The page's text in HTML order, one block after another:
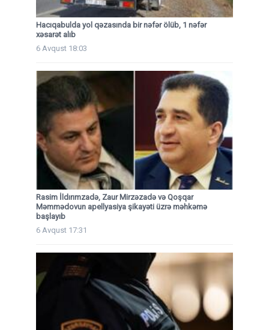
Hacıqabulda yol qəzasında bir nəfər ölüb, 1 nəfər
xəsarət alıb
6 Avqust 18:03
Rasim İldırımzadə, Zaur Mirzəzadə və Qoşqar
Məmmədovun apellyasiya şikayəti üzrə məhkəmə
başlayıb
6 Avqust 17:31